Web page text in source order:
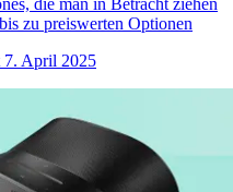
die man in Betracht ziehen
zu preiswerten Optionen
7. April 2025